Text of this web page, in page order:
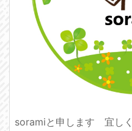
soramiと申します 宜し